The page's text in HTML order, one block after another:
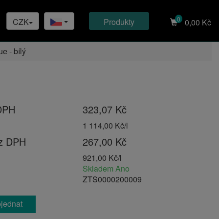
0 0,00 Kč
produkty
CZK
- bílý
323,07 Kč
1 114,00 Kč/l
DPH 267,00 Kč
921,00 Kč/l
Skladem Ano
ZTS0000200009